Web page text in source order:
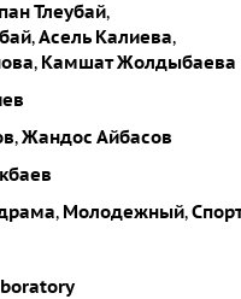
Тлеубай,
,Асель Калиева,
, Камшат Жолдыбаева
,Жандос Айбасов
, Молодежный,